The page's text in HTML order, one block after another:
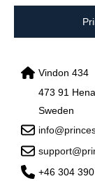
Vindon 434
473 91
Sweden
+46 304